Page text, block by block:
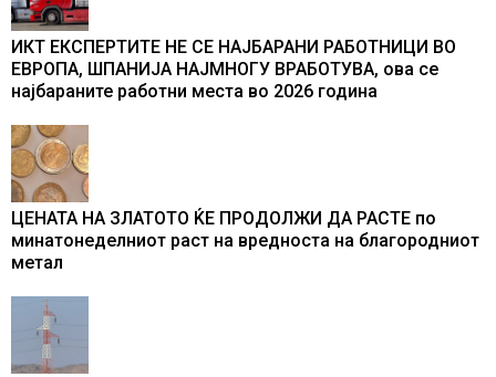
ИКТ ЕКСПЕРТИТЕ НЕ СЕ НАЈБАРАНИ РАБОТНИЦИ ВО
ЕВРОПА, ШПАНИЈА НАЈМНОГУ ВРАБОТУВА, oва се
најбараните работни места во 2026 година
ЦЕНАТА НА ЗЛАТОТО ЌЕ ПРОДОЛЖИ ДА РАСТЕ по
минатонеделниот раст на вредноста на благородниот
метал